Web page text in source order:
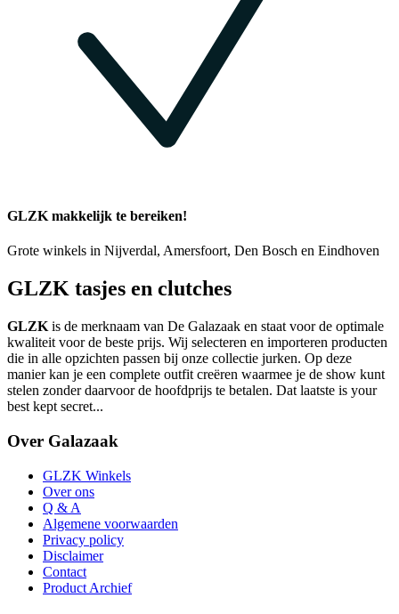
GLZK makkelijk te bereiken!
Grote winkels in Nijverdal, Amersfoort, Den Bosch en Eindhoven
GLZK tasjes en clutches
GLZK is de merknaam van De Galazaak en staat voor de optimale
kwaliteit voor de beste prijs. Wij selecteren en importeren producten
die in alle opzichten passen bij onze collectie jurken. Op deze
manier kan je een complete outfit creëren waarmee je de show kunt
stelen zonder daarvoor de hoofdprijs te betalen. Dat laatste is your
best kept secret...
Over Galazaak
GLZK Winkels
Over ons
Q & A
Algemene voorwaarden
Privacy policy
Disclaimer
Contact
Product Archief